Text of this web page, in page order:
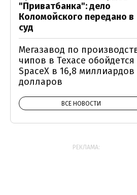
"Приватбанка": дело
Коломойского передано в
суд
Мегазавод по
чипов в Техасе обойдется
SpaceX в 16,8 миллиардов
долларов
ВСЕ НОВОСТИ
РЕКЛАМА: